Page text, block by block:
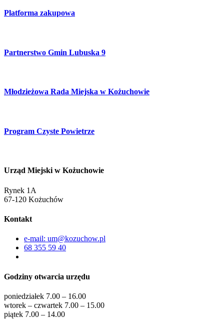
Platforma zakupowa
Partnerstwo Gmin Lubuska 9
Młodzieżowa Rada Miejska w Kożuchowie
Program Czyste Powietrze
Urząd Miejski w Kożuchowie
Rynek 1A
67-120 Kożuchów
Kontakt
e-mail: um@kozuchow.pl
68 355 59 40
Godziny otwarcia urzędu
poniedziałek 7.00 – 16.00
wtorek – czwartek 7.00 – 15.00
piątek 7.00 – 14.00